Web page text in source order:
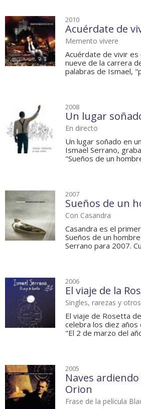
2010
Acuérdate de
Memento vivere
Acuérdate de vivir es
nueve de la carrera
palabras de Ismael,
2008
Un lugar
En directo
Un lugar soñado en
Ismael Serrano,
"Sueños de un
2007
Sueños de un
Con Casandra
Casandra es el
Sueños de un
Serrano para 2007.
2006
El viaje de la
Singles, rarezas y
El viaje de Rosetta
celebra los diez
"El 2 de marzo del
2005
Naves
Orion
Frase de la película